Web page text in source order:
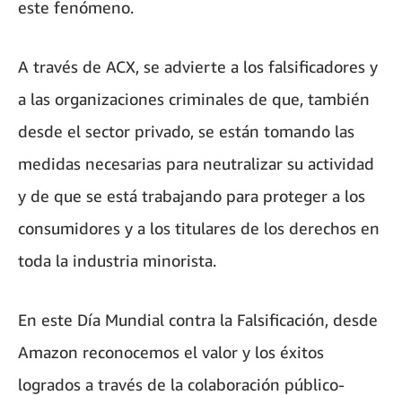
este fenómeno.
A través de ACX, se advierte a los falsificadores y
a las organizaciones criminales de que, también
desde el sector privado, se están tomando las
medidas necesarias para neutralizar su actividad
y de que se está trabajando para proteger a los
consumidores y a los titulares de los derechos en
toda la industria minorista.
En este Día Mundial contra la Falsificación, desde
Amazon reconocemos el valor y los éxitos
logrados a través de la colaboración público-